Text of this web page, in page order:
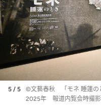
5 / 5
©文藝春秋 「モネ 睡蓮の
2025年 報道内覧会時撮影